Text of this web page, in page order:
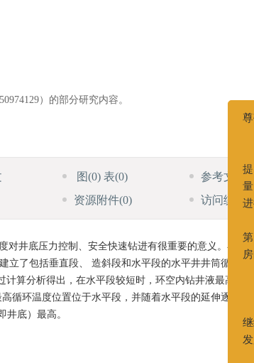
）的部分研究内容。
图(0) 表(0) 参考文献
资源附件(0) 访问统计
井底压力控制、安全快速钻进有很重要的意义。在常
了包括垂直段、 造斜段和水平段的水平井井筒循环温
算分析得出，在水平段较短时，环空内钻井液最高循环
循环温度位置位于水平段，并随着水平段的延伸逐渐接
井底）最高。